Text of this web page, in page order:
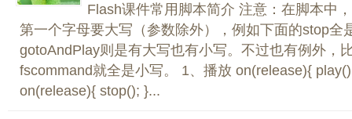
Flash课件常用脚本简介 注意：在脚本中
第一个字母要大写（参数除外），例如下面的stop全
gotoAndPlay则是有大写也有小写。不过也有例外，
fscommand就全是小写。 1、播放 on(release){
on(release){ stop(); }...